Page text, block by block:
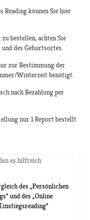
können Sie hier
bestellen, achten Sie
des Geburtsortes.
zur Bestimmung der
Winterzeit benötigt.
nach Bezahlung per
nur 1 Report bestellt
es hilfreich
des „Persönlichen
und des „Online